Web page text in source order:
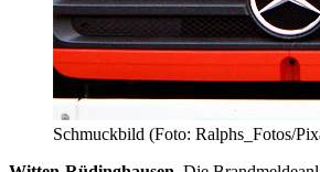
Schmuckbild (Foto: Ralphs_Fotos/